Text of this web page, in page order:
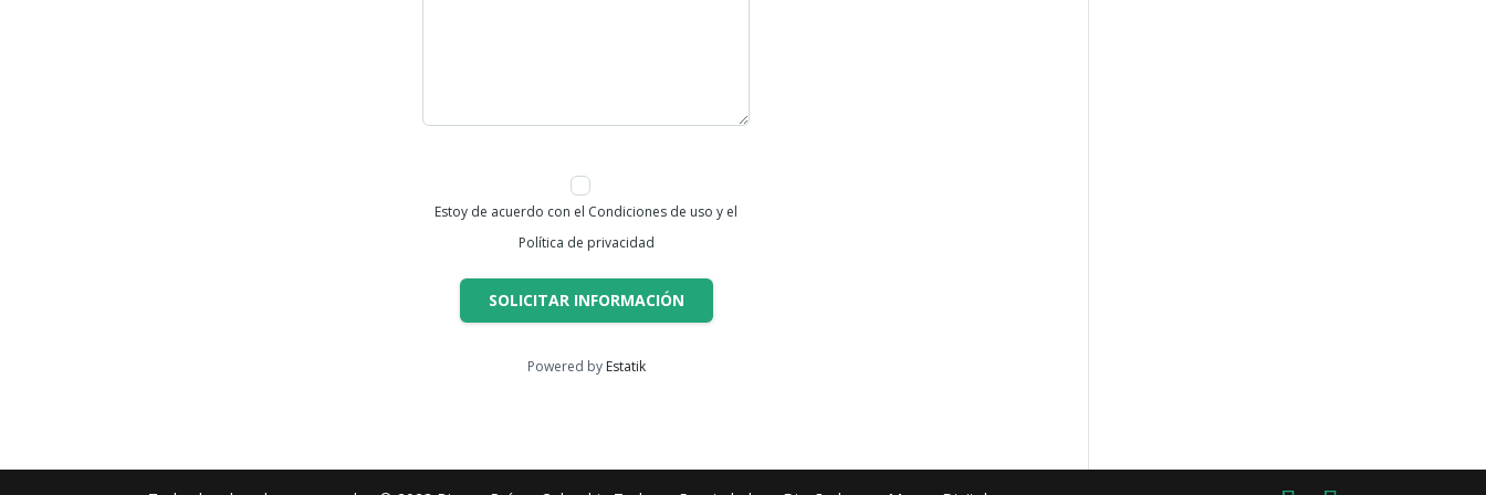
Estoy de acuerdo con el Condiciones de uso y el
Política de privacidad
SOLICITAR INFORMACIÓN
Powered by Estatik